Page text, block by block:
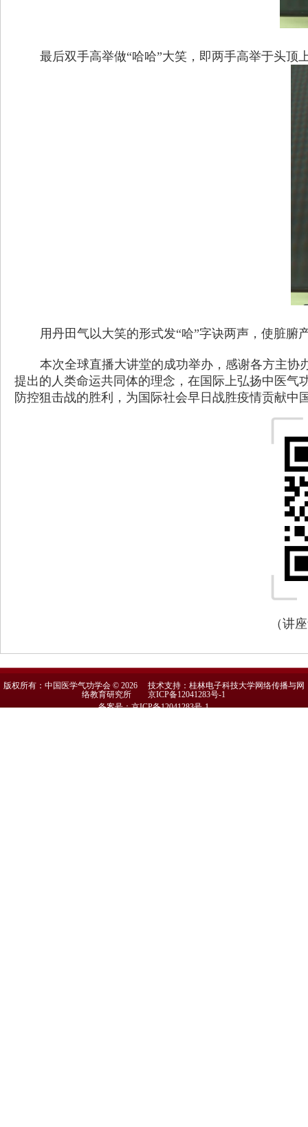
最后双手高举做“哈哈”大笑，即两手高举于头顶
用丹田气以大笑的形式发“哈”字诀两声，使脏腑
本次全球直播大讲堂的成功举办，感谢各方主
提出的人类命运共同体的理念，在国际上弘扬中医
防控狙击战的胜利，为国际社会早日战胜疫情贡献中
（讲
版权所有：中国医学气功学会 © 2026 技术支持：桂林电子科技大学网络传播与网
络教育研究所京ICP备12041283号-1
备案号：京ICP备12041283号-1